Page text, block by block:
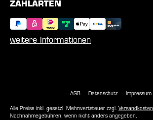
ZAHLARTEN
weitere Informationen
AGB Datenschutz Impressum
Alle Preise inkl. gesetzl. Mehrwertsteuer zzgl. Versandkosten
Nachnahmegebühren, wenn nicht anders angegeben.